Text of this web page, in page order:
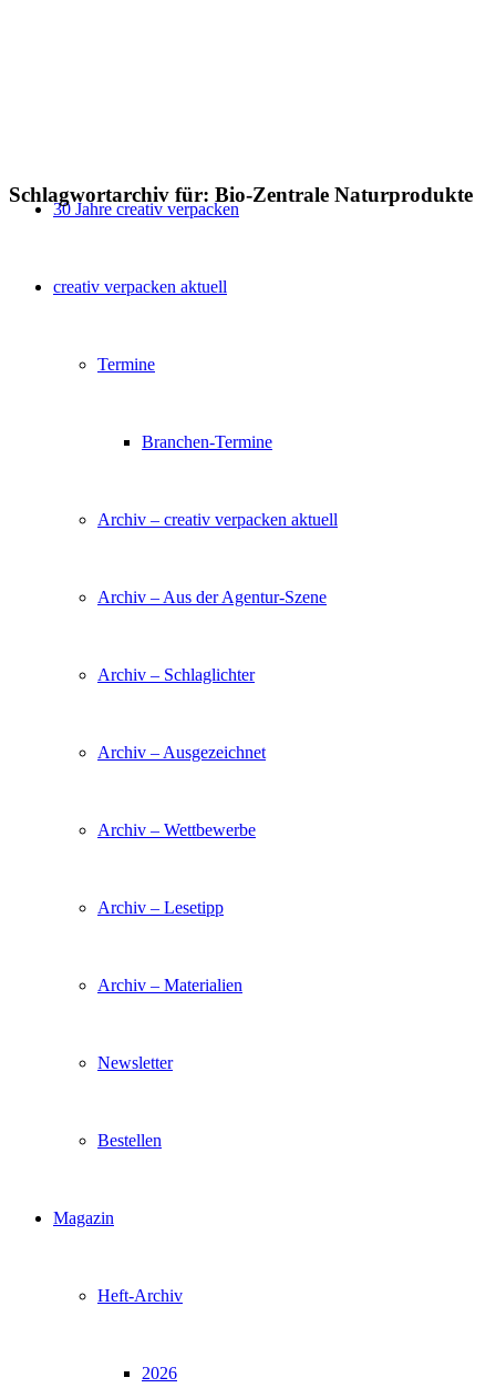
30 Jahre creativ verpacken
creativ verpacken aktuell
Termine
Branchen-Termine
Archiv – creativ verpacken aktuell
Archiv – Aus der Agentur-Szene
Archiv – Schlaglichter
Archiv – Ausgezeichnet
Archiv – Wettbewerbe
Archiv – Lesetipp
Archiv – Materialien
Newsletter
Bestellen
Magazin
Heft-Archiv
2026
Schlagwortarchiv für: Bio-Zentrale Naturprodukte